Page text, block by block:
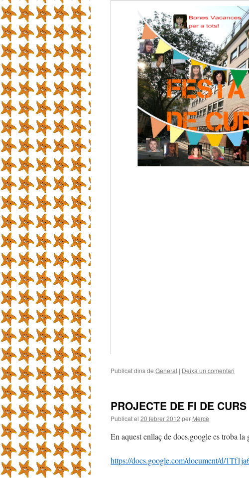
Publicat dins de General | Deixa un comentari
PROJECTE DE FI DE CURS
Publicat el 20 febrer 2012 per Mercè
En aquest enllaç de docs.google es troba
https://docs.google.com/document/d/